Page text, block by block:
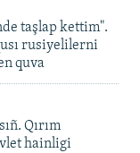
taşlap kettim".
rusiyelilerni
quva
Qırım
hainligi